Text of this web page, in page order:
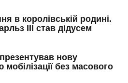
в королівській родині.
III став дідусем
нову
мобілізації без масового